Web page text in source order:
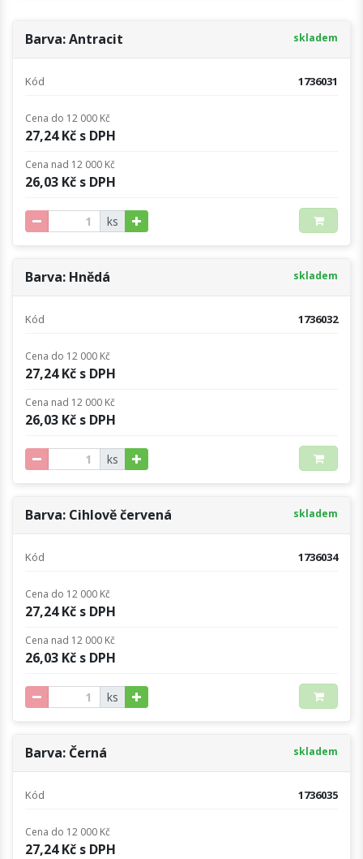
Barva: Antracit skladem
Kód 1736031
Cena do 12 000 Kč
27,24 Kč s DPH
Cena nad 12 000 Kč
26,03 Kč s DPH
ks
Barva: Hnědá skladem
Kód 1736032
Cena do 12 000 Kč
27,24 Kč s DPH
Cena nad 12 000 Kč
26,03 Kč s DPH
ks
Barva: Cihlově červená skladem
Kód 1736034
Cena do 12 000 Kč
27,24 Kč s DPH
Cena nad 12 000 Kč
26,03 Kč s DPH
ks
Barva: Černá skladem
Kód 1736035
Cena do 12 000 Kč
27,24 Kč s DPH